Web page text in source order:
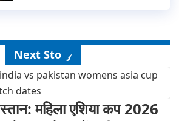
Next Story
india vs pakistan womens asia cup
dates
महिला एशिया कप 2026